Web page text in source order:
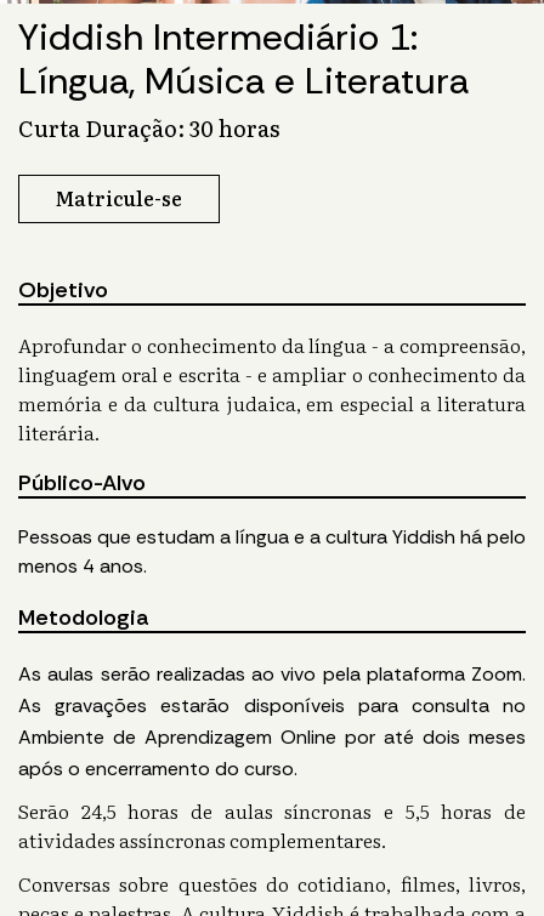
Yiddish Intermediário 1:
Língua, Música e Literatura
Curta Duração: 30 horas
Matricule-se
Objetivo
Aprofundar o conhecimento da língua - a compreensão,
linguagem oral e escrita - e ampliar o conhecimento da
memória e da cultura judaica, em especial a literatura
literária.
Público-Alvo
Pessoas que estudam a língua e a cultura Yiddish há pelo
menos 4 anos.
Metodologia
As aulas serão realizadas ao vivo pela plataforma Zoom.
As gravações estarão disponíveis para consulta no
Ambiente de Aprendizagem Online por até dois meses
após o encerramento do curso.
Serão 24,5 horas de aulas síncronas e 5,5 horas de
atividades assíncronas complementares.
Conversas sobre questões do cotidiano, filmes, livros,